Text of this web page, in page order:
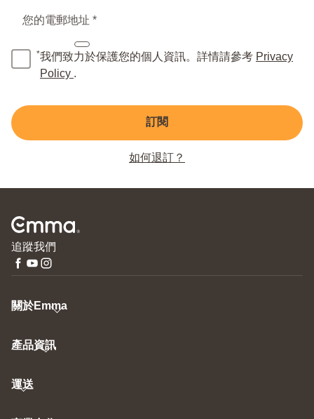
您的電郵地址 *
*我們致力於保護您的個人資訊。詳情請參考 Privacy
Policy .
訂閱
如何退訂？
追蹤我們
關於Emma
產品資訊
運送